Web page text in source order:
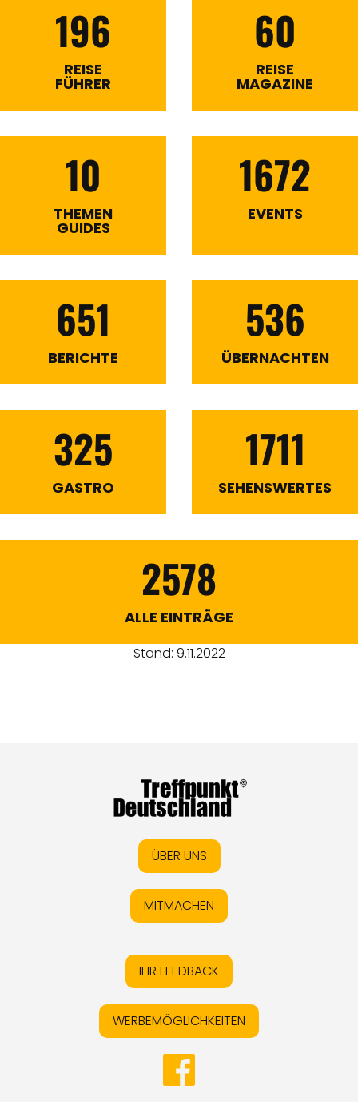
196
REISE
FÜHRER
60
REISE
MAGAZINE
10
THEMEN
GUIDES
1672
EVENTS
651
BERICHTE
536
ÜBERNACHTEN
325
GASTRO
1711
SEHENSWERTES
2578
ALLE EINTRÄGE
Stand: 9.11.2022
ÜBER UNS
MITMACHEN
IHR FEEDBACK
WERBEMÖGLICHKEITEN